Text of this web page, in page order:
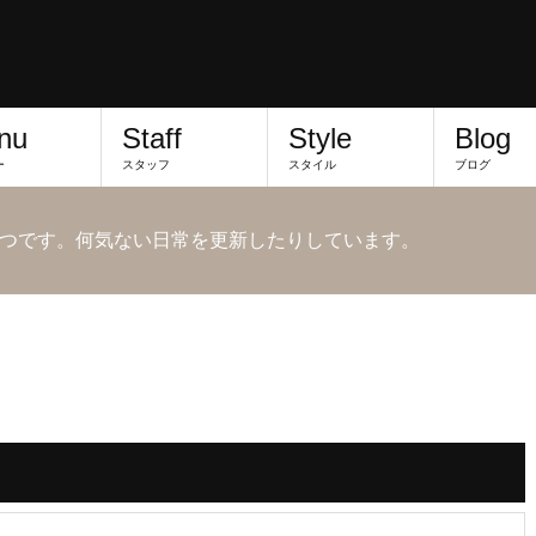
Staff
スタッフ
Style
スタイル
Blog
ブログ
です。何気ない日常を更新したりしています。